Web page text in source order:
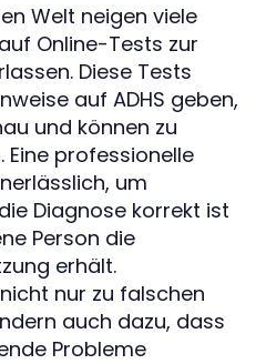
Welt neigen viele
Online-Tests zur
Diese Tests
auf ADHS geben,
und können zu
Eine professionelle
um
Diagnose korrekt ist
Person die
erhält.
nur zu falschen
auch dazu, dass
Probleme